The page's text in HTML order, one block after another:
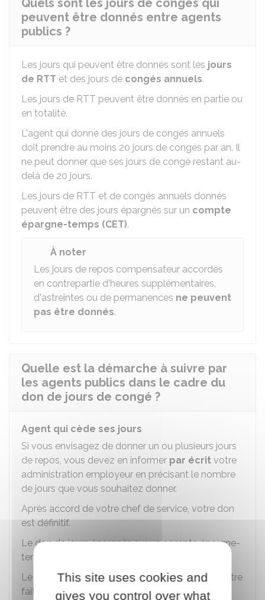
Quels sont les jours de congés qui
peuvent être donnés entre agents
publics ?
Les jours qui peuvent être donnés sont les jours
de RTT et des jours de congés annuels.
Les jours de RTT peuvent être donnés en partie ou
en totalité.
L'agent qui donne des jours de congés annuels
doit prendre au moins 20 jours de congés par an. Il
ne peut donner que ses jours de congé restant au-
delà de 20 jours.
Les jours de RTT et de congés annuels donnés
peuvent être des jours épargnés sur un compte
épargne-temps (CET).
À noter
Les jours de repos compensateur accordés
en contrepartie d'heures supplémentaires,
d'astreintes ou de permanences ne peuvent
pas être donnés.
Quelle est la démarche à suivre par
les agents publics dans le cadre du
don de jours de congé ?
Agent qui cède ses jours
Si vous envisagez de donner un ou plusieurs jours
de repos, vous devez en informer par écrit votre
administration employeur en précisant le nombre
de jours que vous souhaitez donner.
Après accord de votre chef de service, votre don
est définitif.
Le don de jours épargnés sur un compte épargne-
temps (CET) peut être effectué à tout moment.
Le don de jours non épargnés sur un CET peut être
fait jusqu'au 31 décembre de l'année concernée.
This site uses cookies and
gives you control over what